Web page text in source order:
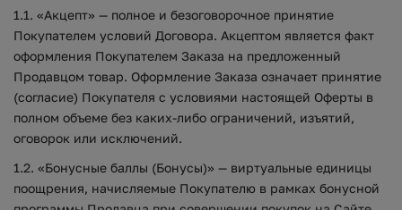
1.1. «Акцепт» — полное и безоговорочное принятие
Покупателем условий Договора. Акцептом является факт
оформления Покупателем Заказа на предложенный
Продавцом товар. Оформление Заказа означает принятие
(согласие) Покупателя с условиями настоящей Оферты в
полном объеме без каких-либо ограничений, изъятий,
оговорок или исключений.
1.2. «Бонусные баллы (Бонусы)» — виртуальные единицы
поощрения, начисляемые Покупателю в рамках бонусной